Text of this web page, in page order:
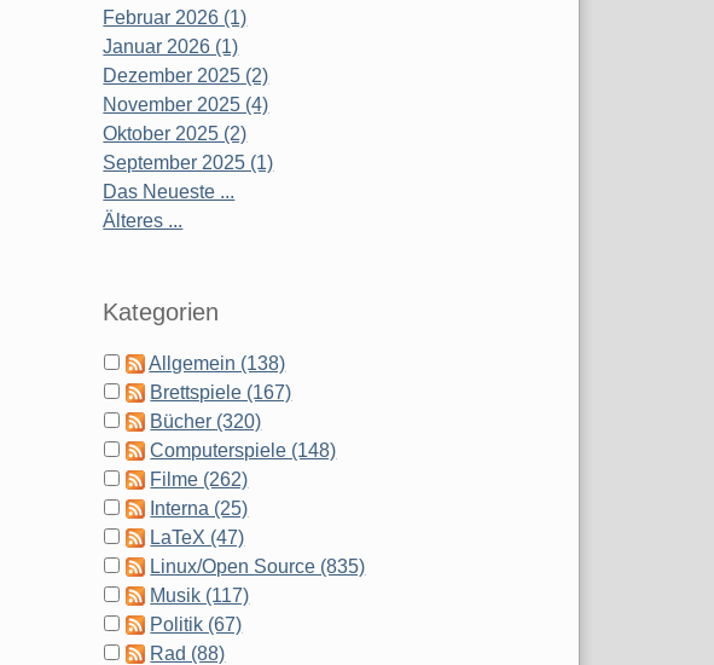
Februar 2026 (1)
Januar 2026 (1)
Dezember 2025 (2)
November 2025 (4)
Oktober 2025 (2)
September 2025 (1)
Das Neueste ...
Älteres ...
Kategorien
Allgemein (138)
Brettspiele (167)
Bücher (320)
Computerspiele (148)
Filme (262)
Interna (25)
LaTeX (47)
Linux/Open Source (835)
Musik (117)
Politik (67)
Rad (88)